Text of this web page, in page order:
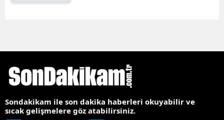
Sondakikam ile son dakika haberleri okuyabilir ve
sıcak gelişmelere göz atabilirsiniz.